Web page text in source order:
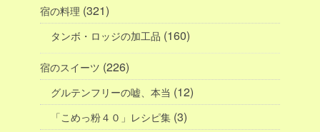
宿の料理 (321)
タンボ・ロッジの加工品 (160)
宿のスイーツ (226)
グルテンフリーの嘘、本当 (12)
「こめっ粉４０」レシピ集 (3)